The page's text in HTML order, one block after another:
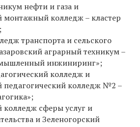
нефти и газа и
монтажный колледж – кластер
транспорта и сельского
аграрный техникум –
инжиниринг»;
колледж и
педагогический колледж №2 –
колледж сферы услуг и
и Зеленогорский